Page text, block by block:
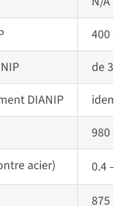
400 –
de 3 à
DIANIP
idem
980 x
acier)
0.4 – 0.6
875 à